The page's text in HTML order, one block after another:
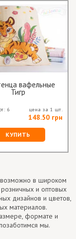
вафельные
Тигр
6
цена за 1 шт.
148.50 грн
КУПИТЬ
возможно в широком
и оптовых
дизайнов и цветов,
материалов.
формате и
мы.